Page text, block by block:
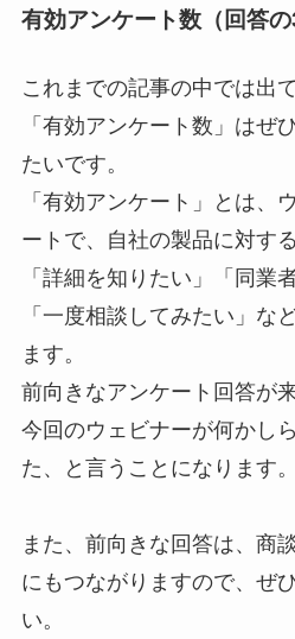
有効アンケート数（回答の
これまでの記事の中では出
「有効アンケート数」はぜ
たいです。
「有効アンケート」とは、
ートで、自社の製品に対す
「詳細を知りたい」「同業
「一度相談してみたい」な
ます。
前向きなアンケート回答が
今回のウェビナーが何かし
た、と言うことになります。
また、前向きな回答は、商
にもつながりますので、ぜ
い。